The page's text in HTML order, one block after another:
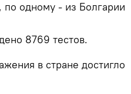
одному - из Болгарии
8769 тестов.
в стране достигло